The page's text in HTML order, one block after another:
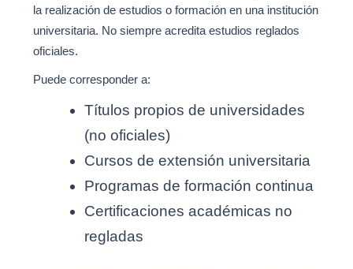
la realización de estudios o formación en una institución
universitaria. No siempre acredita estudios reglados
oficiales.
Puede corresponder a:
Títulos propios de universidades
(no oficiales)
Cursos de extensión universitaria
Programas de formación continua
Certificaciones académicas no
regladas